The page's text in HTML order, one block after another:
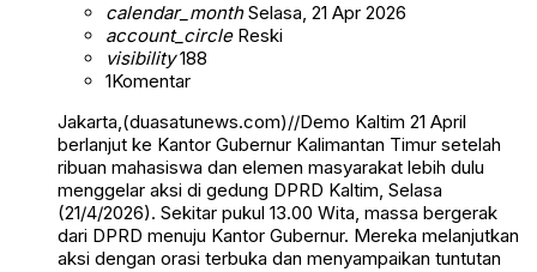
calendar_monthSelasa, 21 Apr 2026
account_circleReski
visibility188
1Komentar
Jakarta,(duasatunews.com)//Demo Kaltim 21 April
berlanjut ke Kantor Gubernur Kalimantan Timur setelah
ribuan mahasiswa dan elemen masyarakat lebih dulu
menggelar aksi di gedung DPRD Kaltim, Selasa
(21/4/2026). Sekitar pukul 13.00 Wita, massa bergerak
dari DPRD menuju Kantor Gubernur. Mereka melanjutkan
aksi dengan orasi terbuka dan menyampaikan tuntutan